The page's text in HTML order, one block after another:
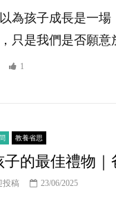
為孩子成長是一
只是我們是否願
1
教養省思
子的最佳禮物
投稿 23/06/2025